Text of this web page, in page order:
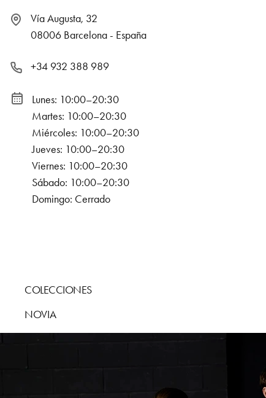
Vía Augusta, 32
08006 Barcelona - España
+34 932 388 989
Lunes: 10:00–20:30
Martes: 10:00–20:30
Miércoles: 10:00–20:30
Jueves: 10:00–20:30
Viernes: 10:00–20:30
Sábado: 10:00–20:30
Domingo: Cerrado
COLECCIONES
NOVIA